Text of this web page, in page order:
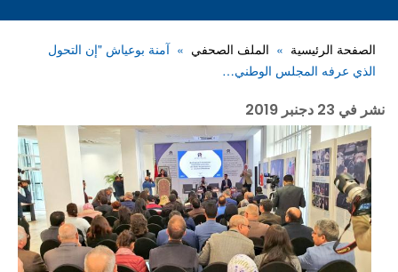
الصفحة الرئيسية الملف الصحفي
آمنة بوعياش "إن التحول
الذي عرفه المجلس الوطني…
نشر في 23 دجنبر 2019